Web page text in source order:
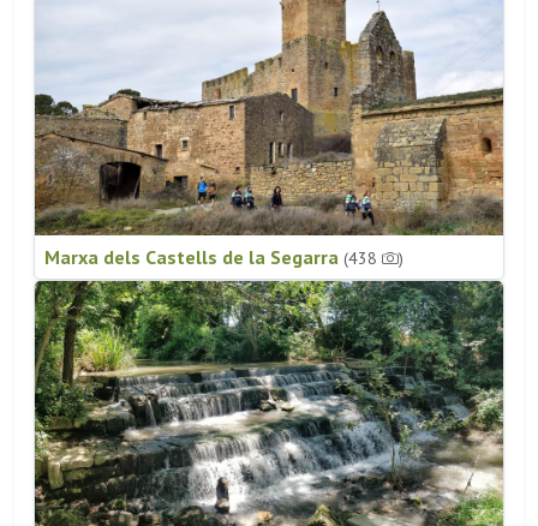
Marxa dels Castells de la Segarra (438 )